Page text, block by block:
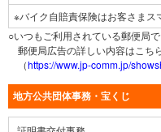
※バイク自賠責保険はお客さまス
○いつもご利用されている郵便局
郵便局広告の詳しい内容はこち
（https://www.jp-comm.jp/
地方公共団体事務・宝くじ